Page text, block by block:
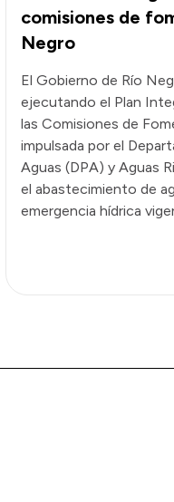
comisiones de
Negro
El Gobierno de Río
ejecutando el Plan
las Comisiones de
impulsada por el
Aguas (DPA) y Aguas
el abastecimiento de
emergencia hídrica